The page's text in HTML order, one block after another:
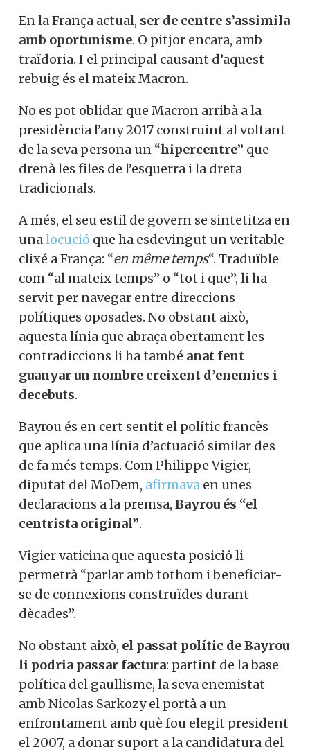
En la França actual, ser de centre s’assimila
amb oportunisme. O pitjor encara, amb
traïdoria. I el principal causant d’aquest
rebuig és el mateix Macron.
No es pot oblidar que Macron arribà a la
presidència l’any 2017 construint al voltant
de la seva persona un “hipercentre” que
drenà les files de l’esquerra i la dreta
tradicionals.
A més, el seu estil de govern se sintetitza en
unalocució que ha esdevingut un veritable
clixé a França: “en même temps“. Traduïble
com “al mateix temps” o “tot i que”, li ha
servit per navegar entre direccions
polítiques oposades. No obstant això,
aquesta línia que abraça obertament les
contradiccions li ha també anat fent
guanyar un nombre creixent d’enemics i
decebuts.
Bayrou és en cert sentit el polític francès
que aplica una línia d’actuació similar des
de fa més temps. Com Philippe Vigier,
diputat del MoDem, afirmava en unes
declaracions a la premsa, Bayrou és “el
centrista original”.
Vigier vaticina que aquesta posició li
permetrà “parlar amb tothom i beneficiar-
se de connexions construïdes durant
dècades”.
No obstant això, el passat polític de Bayrou
li podria passar factura: partint de la base
política del gaullisme, la seva enemistat
amb Nicolas Sarkozy el portà a un
enfrontament amb què fou elegit president
el 2007, a donar suport a la candidatura del